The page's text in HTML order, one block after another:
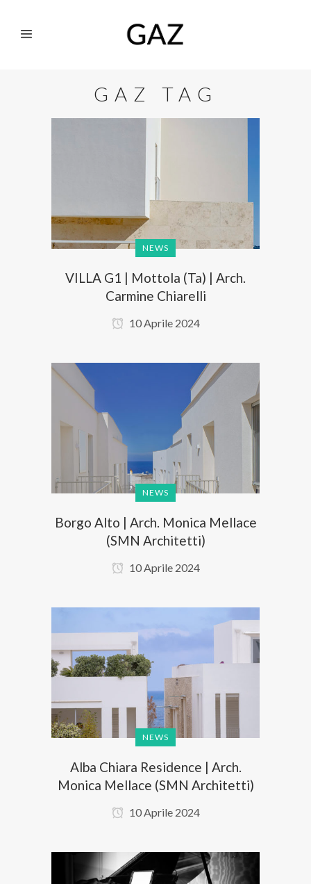
GAZ TAG
NEWS
VILLA G1 | Mottola (Ta) | Arch.
Carmine Chiarelli
10 Aprile 2024
NEWS
Borgo Alto | Arch. Monica Mellace
(SMN Architetti)
10 Aprile 2024
NEWS
Alba Chiara Residence | Arch.
Monica Mellace (SMN Architetti)
10 Aprile 2024